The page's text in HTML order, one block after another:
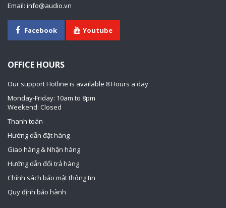
Email: info@audio.vn
Facebook Youtube
OFFICE HOURS
Our support Hotline is available 8 Hours a day
Monday-Friday: 10am to 8pm
Weekend: Closed
Thanh toán
Hướng dẫn đặt hàng
Giao hàng & Nhận hàng
Hướng dẫn đổi trả hàng
Chính sách bảo mật thông tin
Quy định bảo hành